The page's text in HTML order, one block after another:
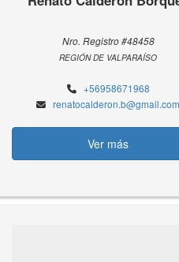
Nro. Registro #48458
REGIÓN DE VALPARAÍSO
+56958671968
renatocalderon.b@gmail.com
Ver más